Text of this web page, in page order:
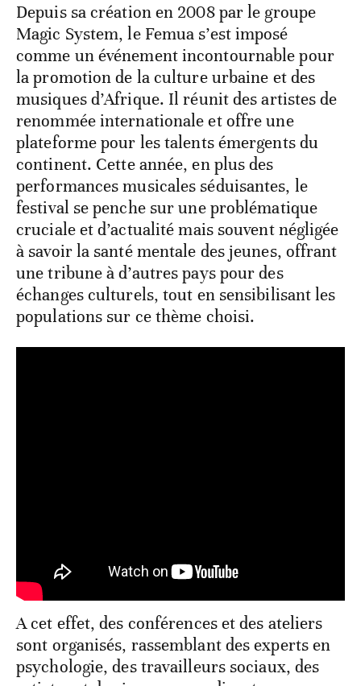
Depuis sa création en 2008 par le groupe
Magic System, le Femua s’est imposé
comme un événement incontournable pour
la promotion de la culture urbaine et des
musiques d’Afrique. Il réunit des artistes de
renommée internationale et offre une
plateforme pour les talents émergents du
continent. Cette année, en plus des
performances musicales séduisantes, le
festival se penche sur une problématique
cruciale et d’actualité mais souvent négligée
à savoir la santé mentale des jeunes, offrant
une tribune à d’autres pays pour des
échanges culturels, tout en sensibilisant les
populations sur ce thème choisi.
A cet effet, des conférences et des ateliers
sont organisés, rassemblant des experts en
psychologie, des travailleurs sociaux, des